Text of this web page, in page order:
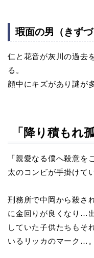
瑕面の男（きずづ
仁と花音が灰川の過去
る。
顔中にキズがあり謎が
「降り積もれ
「親愛なる僕へ殺意を
太のコンビが手掛けて
刑務所で中岡から殺さ
に金回りが良くなり…
していた子供たちもそ
いるリッカのマーク…。